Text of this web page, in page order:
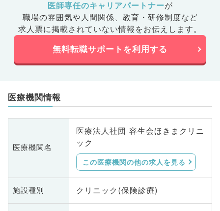
医師専任のキャリアパートナーが
職場の雰囲気や人間関係、 教育・研修制度など
求人票に掲載されていない情報をお伝えします。
無料転職サポートを利用する
医療機関情報
医療機関名
医療法人社団 容生会ほきまクリニ
ック
この医療機関の他の求人を見る
施設種別 クリニック(保険診療)